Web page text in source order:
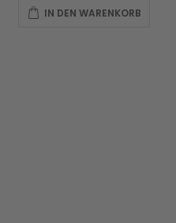
IN DEN WARENKORB